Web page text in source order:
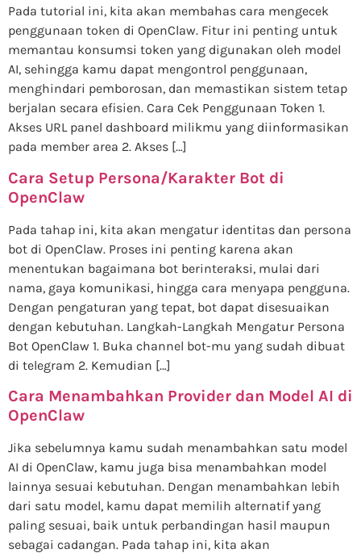
Pada tutorial ini, kita akan membahas cara mengecek
penggunaan token di OpenClaw. Fitur ini penting untuk
memantau konsumsi token yang digunakan oleh model
AI, sehingga kamu dapat mengontrol penggunaan,
menghindari pemborosan, dan memastikan sistem tetap
berjalan secara efisien. Cara Cek Penggunaan Token 1.
Akses URL panel dashboard milikmu yang diinformasikan
pada member area 2. Akses […]
Cara Setup Persona/Karakter Bot di
OpenClaw
Pada tahap ini, kita akan mengatur identitas dan persona
bot di OpenClaw. Proses ini penting karena akan
menentukan bagaimana bot berinteraksi, mulai dari
nama, gaya komunikasi, hingga cara menyapa pengguna.
Dengan pengaturan yang tepat, bot dapat disesuaikan
dengan kebutuhan. Langkah-Langkah Mengatur Persona
Bot OpenClaw 1. Buka channel bot-mu yang sudah dibuat
di telegram 2. Kemudian […]
Cara Menambahkan Provider dan Model AI di
OpenClaw
Jika sebelumnya kamu sudah menambahkan satu model
AI di OpenClaw, kamu juga bisa menambahkan model
lainnya sesuai kebutuhan. Dengan menambahkan lebih
dari satu model, kamu dapat memilih alternatif yang
paling sesuai, baik untuk perbandingan hasil maupun
sebagai cadangan. Pada tahap ini, kita akan